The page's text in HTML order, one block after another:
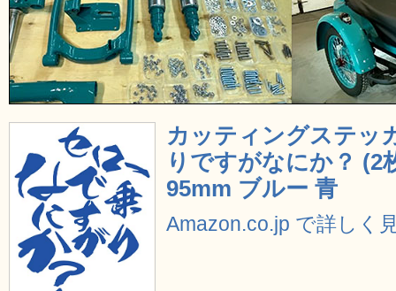
カッティングステッ
りですがなにか？ (2
95mm ブルー 青
Amazon.co.jp で詳しく